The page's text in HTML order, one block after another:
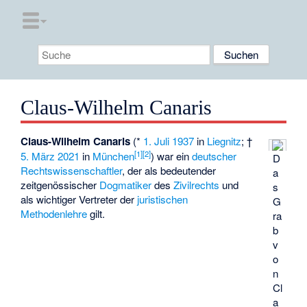
Claus-Wilhelm Canaris
D
a
s
G
ra
b
v
o
n
Cl
a
Claus-Wilhelm Canaris (* 1. Juli 1937 in Liegnitz; †
5. März 2021 in München[1][2]) war eindeutscher
Rechtswissenschaftler, der als bedeutender
zeitgenössischer DogmatikerdesZivilrechts und
als wichtiger Vertreter der juristischen
Methodenlehregilt.